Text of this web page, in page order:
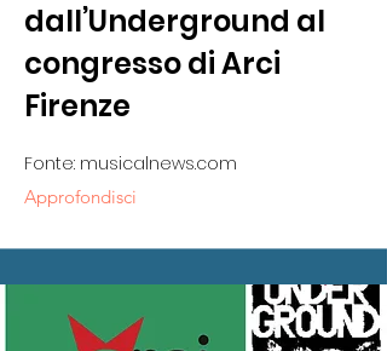
dall’Underground al
congresso di Arci
Firenze
Fonte: musicalnews.com
Approfondisci